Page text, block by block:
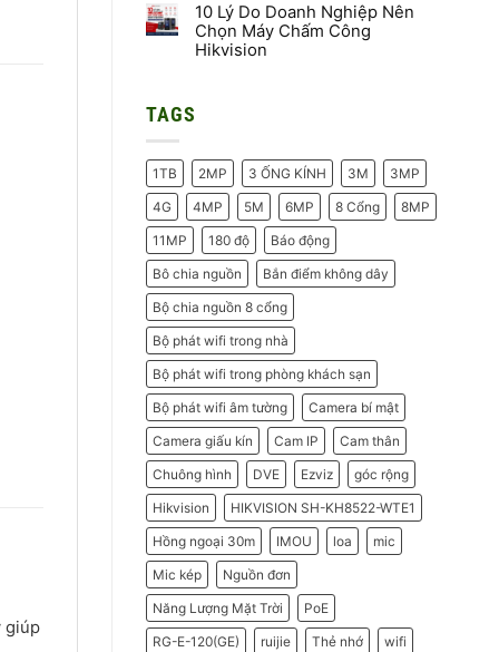
Xử
Lý
Hình
Ảnh
Camera
Lỗi
Khi
Chọn
Ổ
bình
luận
ở
Chuyến
–
2026
10 Lý Do Doanh Nghiệp Nên
Chọn Máy Chấm Công
Hikvision
ở
Do
Doanh
Nghiệp
Nên
Chọn
Máy
Chấm
Công
Hikvision
TAGS
1TB 2MP 3 ỐNG KÍNH 3M
3MP
4G
4MP 5M 6MP 8 Cổng
8MP
11MP
180 độ
Báo động
Bô chia nguồn
Bắn điểm không dây
Bộ chia nguồn 8 cổng
Bộ phát wifi trong nhà
Bộ phát wifi trong phòng khách sạn
Bộ phát wifi âm tường
Camera bí mật
Camera giấu kín
Cam IP
Cam thân
Chuông hình
DVE Ezviz
góc rộng
Hikvision
HIKVISION SH-KH8522-WTE1
Hồng ngoại 30m
IMOU loa
mic
Mic kép
Nguồn đơn
Năng Lượng Mặt Trời
PoE
RG-E-120(GE)
ruijie Thẻ nhớ
wifi
giúp